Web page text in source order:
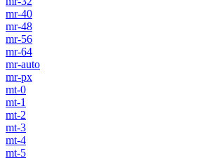
mr-40
mr-48
mr-56
mr-64
mr-auto
mr-px
mt-0
mt-1
mt-2
mt-3
mt-4
mt-5